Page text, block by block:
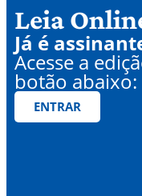
Leia
Já é
Acesse a
botão abaixo:
ENTRAR